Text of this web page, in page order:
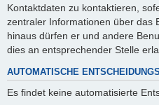
Kontaktdaten zu kontaktieren,
zentraler Informationen über das
hinaus dürfen er und andere
dies an entsprechender Stelle
AUTOMATISCHE
Es findet keine automatisierte